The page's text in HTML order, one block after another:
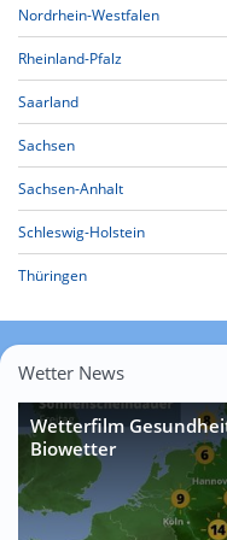
Nordrhein-Westfalen
Rheinland-Pfalz
Saarland
Sachsen
Sachsen-Anhalt
Schleswig-Holstein
Thüringen
Wetter News
Wetterfilm
Biowetter